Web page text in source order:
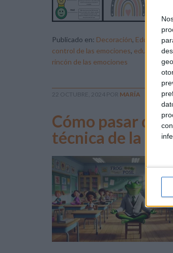
Publicado en: Decoración, Educación
control de las emociones, educación
rincón de las emociones
22 OCTUBRE, 2024 POR MARÍA
Cómo pasar del
técnica de la